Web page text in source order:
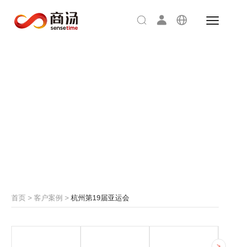
首页 >客户案例 >杭州第19届亚运会